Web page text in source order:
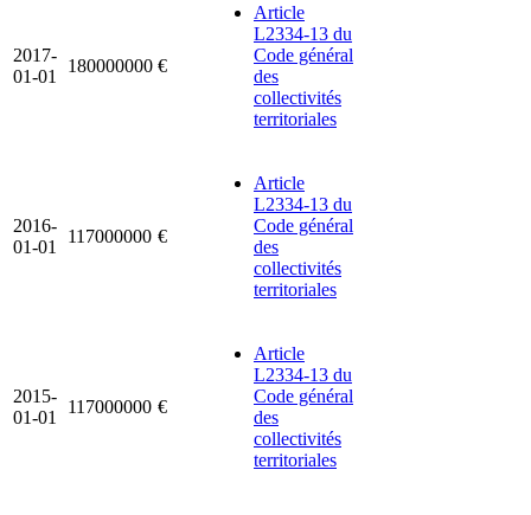
2017-
01-01
180000000 €
Article
L2334-13 du
Code général
des
collectivités
territoriales
2016-
01-01
117000000 €
Article
L2334-13 du
Code général
des
collectivités
territoriales
2015-
01-01
117000000 €
Article
L2334-13 du
Code général
des
collectivités
territoriales